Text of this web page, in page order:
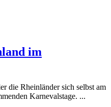
im
die Rheinländer sich selbst am
Karnevalstage. ...